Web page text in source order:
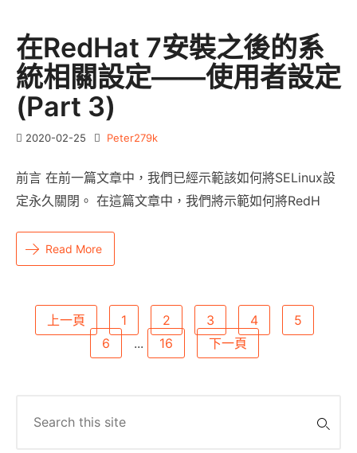
在RedHat 7安裝之後的系
統相關設定——使用者設定
(Part 3)
2020-02-25 Peter279k
前言 在前一篇文章中，我們已經示範該如何將SELinux設
定永久關閉。 在這篇文章中，我們將示範如何將RedH
Read More
頁
上一頁 1 2 3 4
5
6
... 16 下一頁
for: